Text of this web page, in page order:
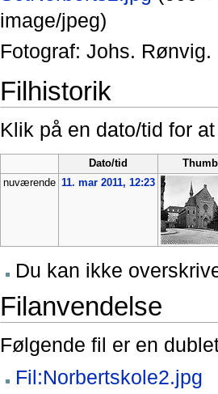
image/jpeg)
Fotograf: Johs.
Filhistorik
Klik på en dato/tid for
Dato/tid
nuværende 11. mar 2011, 12:23
Du kan ikke
Filanvendelse
Følgende fil er en
Fil:Norbertskole2.jpg